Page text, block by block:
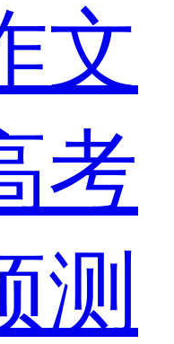
文
考
测